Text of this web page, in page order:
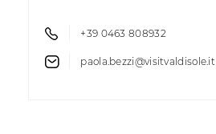
+39 0463 808932
paola.bezzi@visitvaldisole.it